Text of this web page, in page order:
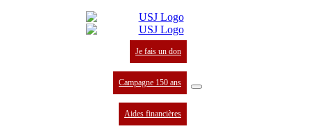
Je fais un don
Campagne 150 ans
Aides financières